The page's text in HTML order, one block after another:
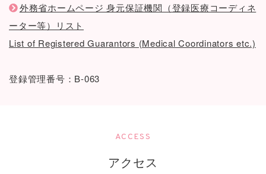
外務省ホームページ 身元保証機関（登録医療コーディネ
ーター等）リスト
List of Registered Guarantors (Medical Coordinators etc.)
登録管理番号：B-063
ACCESS
アクセス